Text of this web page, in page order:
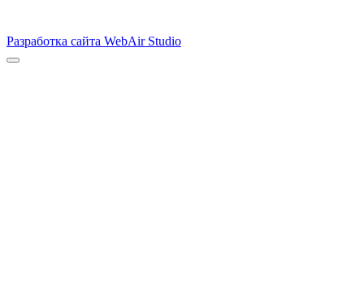
Разработка сайта WebAir Studio